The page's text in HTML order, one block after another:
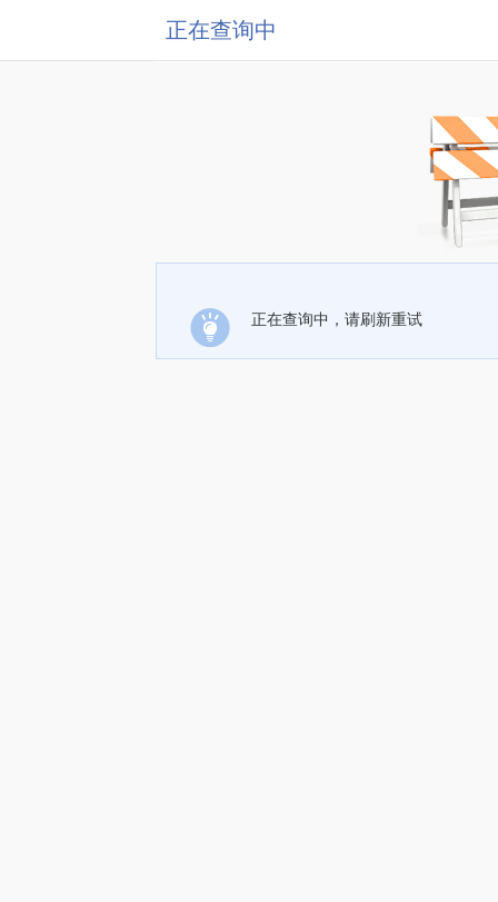
正在查询中
正在查询中，请刷新重试